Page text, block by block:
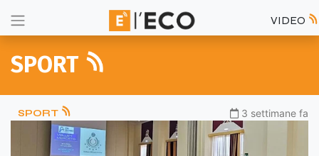
VIDEO
SPORT
SPORT 3 settimane fa